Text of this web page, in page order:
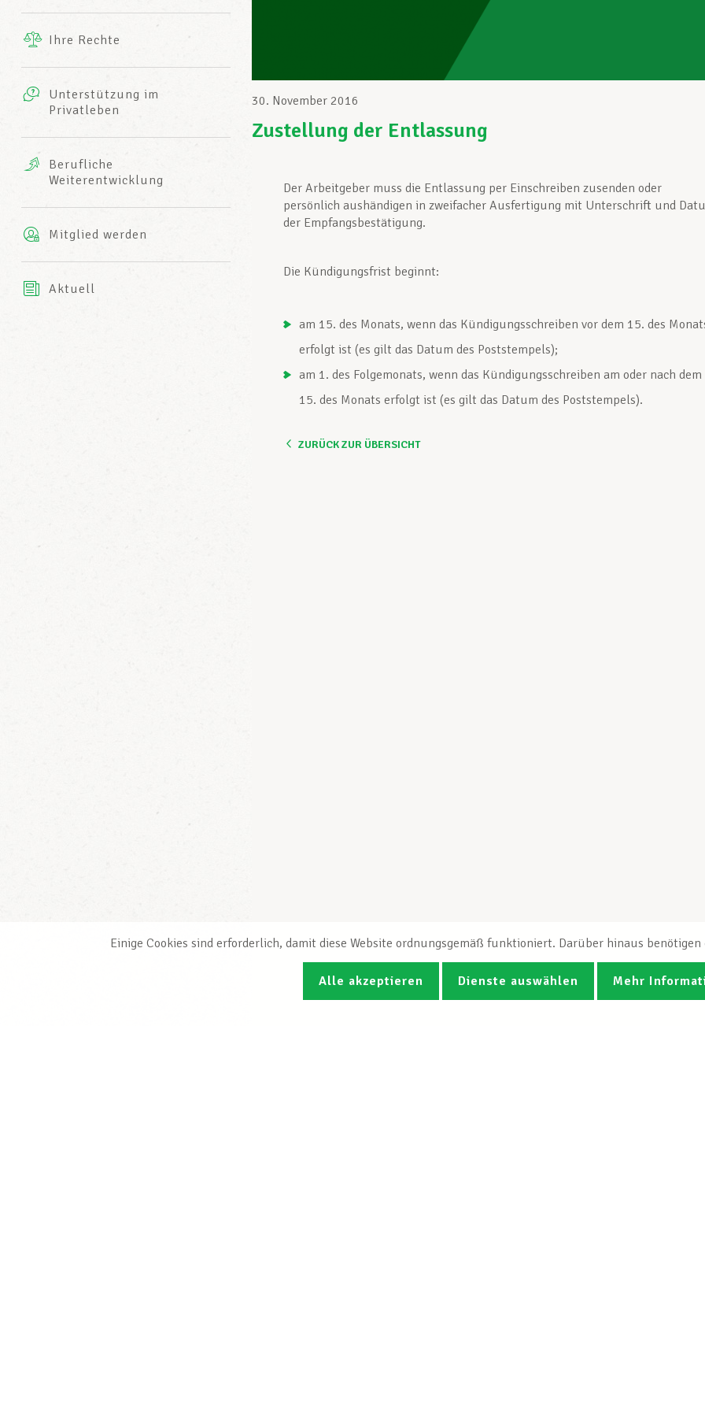
INFO-CENTER
des LCGBs
Ihre Rechte
Unterstützung im
Privatleben
Leistungen
Mutuelle
AXA
Berufliche
Weiterentwicklung
Mitglied werden
Aktuell
30. November 2016
Zustellung der Entlassung
Der Arbeitgeber muss die Entlassung per Einschreiben zusenden oder
persönlich aushändigen in zweifacher Ausfertigung mit Unterschrift und
der Empfangsbestätigung.
Die Kündigungsfrist beginnt:
am 15. des Monats, wenn das Kündigungsschreiben vor dem 15. des
erfolgt ist (es gilt das Datum des Poststempels);
am 1. des Folgemonats, wenn das Kündigungsschreiben am oder nach dem
15. des Monats erfolgt ist (es gilt das Datum des Poststempels).
ZURÜCK ZUR ÜBERSICHT
Einige Cookies sind erforderlich, damit diese Website ordnungsgemäß funktioniert. Darüber hinaus
Alle akzeptieren Dienste auswählen Mehr